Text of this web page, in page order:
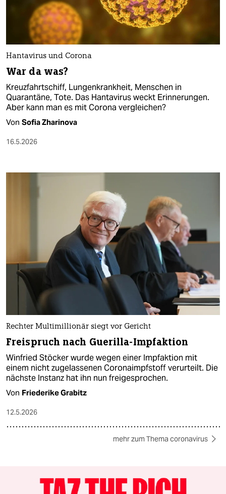
Hantavirus und Corona
War da was?
Kreuzfahrtschiff, Lungenkrankheit, Menschen in
Quarantäne, Tote. Das Hantavirus weckt Erinnerungen.
Aber kann man es mit Corona vergleichen?
Von Sofia Zharinova
16.5.2026
Rechter Multimillionär siegt vor Gericht
Freispruch nach Guerilla-Impfaktion
Winfried Stöcker wurde wegen einer Impfaktion mit
einem nicht zugelassenen Coronaimpfstoff verurteilt. Die
nächste Instanz hat ihn nun freigesprochen.
Von Friederike Grabitz
12.5.2026
mehr zum Thema coronavirus